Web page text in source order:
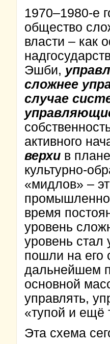
1970–1980-е
общество
власти – как
Эшби,
сложнее
случае
активного
верхи в
культурно-
«мидлов» –
время
уровень
уровень стал
пошли на его
дальнейшем
основной
управлять,
«тупой и ещё
Эта схема